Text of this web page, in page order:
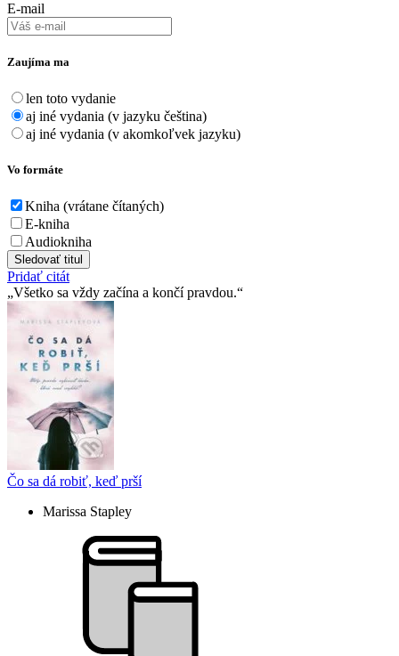
E-mail
Zaujíma ma
len toto vydanie
aj iné vydania (v jazyku čeština)
aj iné vydania (v akomkoľvek jazyku)
Vo formáte
Kniha (vrátane čítaných)
E-kniha
Audiokniha
Sledovať titul
Pridať citát
Všetko sa vždy začína a končí pravdou.
Čo sa dá robiť, keď prší
Marissa Stapley